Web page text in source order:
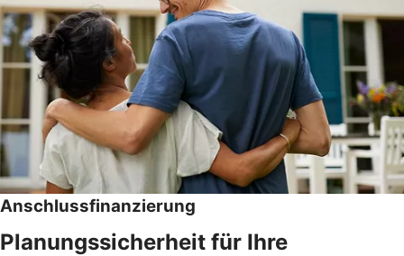
Anschlussfinanzierung
Planungssicherheit für Ihre